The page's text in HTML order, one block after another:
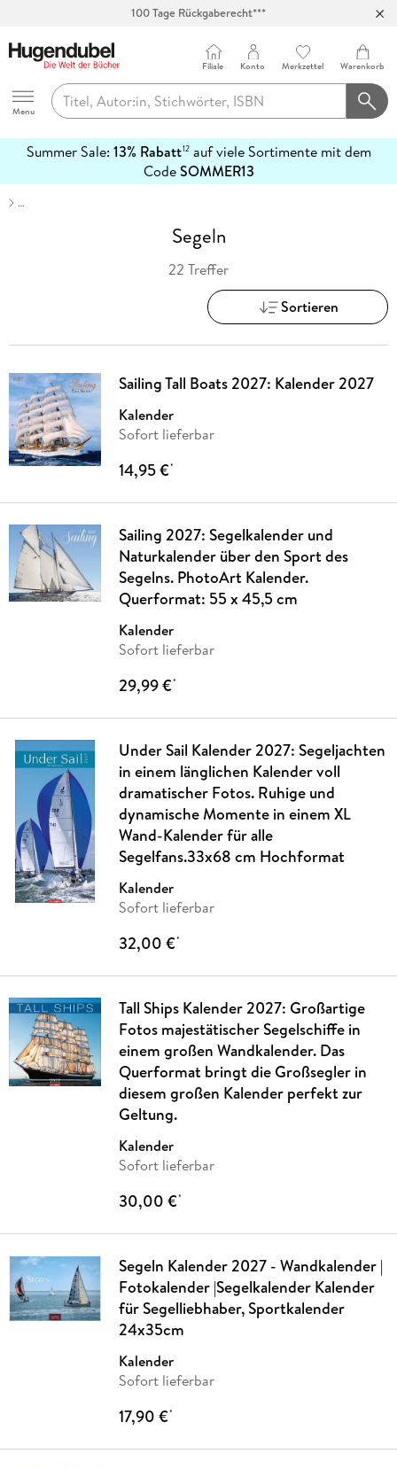
100 Tage Rückgaberecht***
Hugendubel
Menu
Filiale Konto Merkzettel Warenkorb
Summer Sale: 13% Rabatt12auf viele Sortimente mit dem
CodeSOMMER13
erfahren
…
Segeln
22 Treffer
Sortieren
Sailing Tall Boats 2027: Kalender 2027
Kalender
Sofort lieferbar
14,95 €*
Sailing 2027: Segelkalender und
Naturkalender über den Sport des
Segelns. PhotoArt Kalender.
Querformat: 55 x 45,5 cm
Kalender
Sofort lieferbar
29,99 €*
Under Sail Kalender 2027: Segeljachten
in einem länglichen Kalender voll
dramatischer Fotos. Ruhige und
dynamische Momente in einem XL
Wand-Kalender für alle
Segelfans.33x68 cm Hochformat
Kalender
Sofort lieferbar
32,00 €*
Tall Ships Kalender 2027: Großartige
Fotos majestätischer Segelschiffe in
einem großen Wandkalender. Das
Querformat bringt die Großsegler in
diesem großen Kalender perfekt zur
Geltung.
Kalender
Sofort lieferbar
30,00 €*
Segeln Kalender 2027 - Wandkalender |
Fotokalender |Segelkalender Kalender
für Segelliebhaber, Sportkalender
24x35cm
Kalender
Sofort lieferbar
17,90 €*